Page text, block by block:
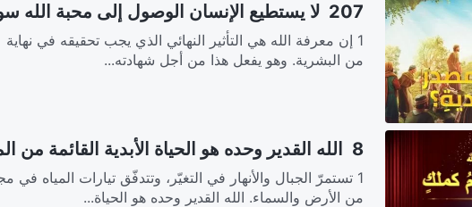
207 لا يستطيع الإنسان الوصول إلى محبة الله سوى بمعرفة الله
1 إن معرفة الله هي التأثير النهائي الذي يجب تحقيقه في
من البشرية. وهو يفعل هذا من أجل شهادته...
8 الله القدير وحده هو الحياة الأبدية القائمة من الموت
1 تستمرّ الجبال والأنهار في التغيّر، وتتدفّق تيارات المياه في
من الأرض والسماء. الله القدير وحده هو الحياة...